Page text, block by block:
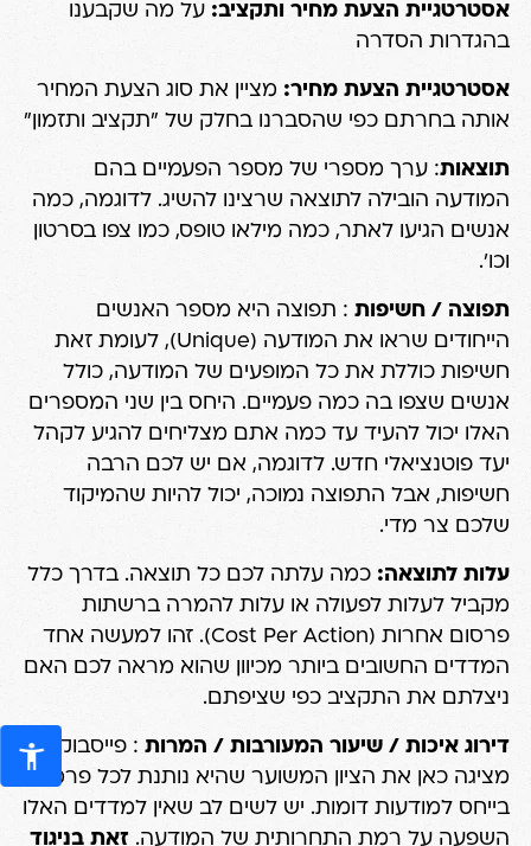
אסטרטגיית הצעת מחיר ותקציב: על מה שקבענו
בהגדרות הסדרה
אסטרטגיית הצעת מחיר: מציין את סוג הצעת המחיר
אותה בחרתם כפי שהסברנו בחלק של "תקציב ותזמון"
תוצאות: ערך מספרי של מספר הפעמיים בהם
המודעה הובילה לתוצאה שרצינו להשיג. לדוגמה, כמה
אנשים הגיעו לאתר, כמה מילאו טופס, כמו צפו בסרטון
וכו'.
תפוצה / חשיפות: תפוצה היא מספר האנשים
הייחודים שראו את המודעה (Unique), לעומת זאת
חשיפות כוללת את כל המופעים של המודעה, כולל
אנשים שצפו בה כמה פעמיים. היחס בין שני המספרים
האלו יכול להעיד עד כמה אתם מצליחים להגיע לקהל
יעד פוטנציאלי חדש. לדוגמה, אם יש לכם הרבה
חשיפות, אבל התפוצה נמוכה, יכול להיות שהמיקוד
שלכם צר מדי.
עלות לתוצאה: כמה עלתה לכם כל תוצאה. בדרך כלל
מקביל לעלות לפעולה או עלות להמרה ברשתות
פרסום אחרות (Cost Per Action). זהו למעשה אחד
המדדים החשובים ביותר מכיוון שהוא מראה לכם האם
ניצלתם את התקציב כפי שציפתם.
דירוג איכות / שיעור המעורבות / המרות: פייסבוק
מציגה כאן את הציון המשוער שהיא נותנת לכל פרמטר
בייחס למודעות דומות. יש לשים לב שאין למדדים האלו
השפעה על רמת התחרותית של המודעה. זאת בניגוד